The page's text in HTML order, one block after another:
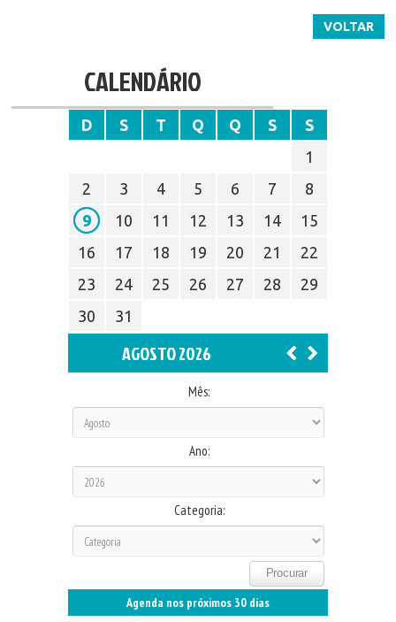
VOLTAR
CALENDÁRIO
D S T Q Q S
S
1
2
3 4 5 6 7
8
9
10 11 12 13 14
15
16
17 18 19 20 21
22
23
24 25 26 27 28
29
30
31
AGOSTO 2026
Mês:
Ano:
Categoria:
Agenda nos próximos 30 dias